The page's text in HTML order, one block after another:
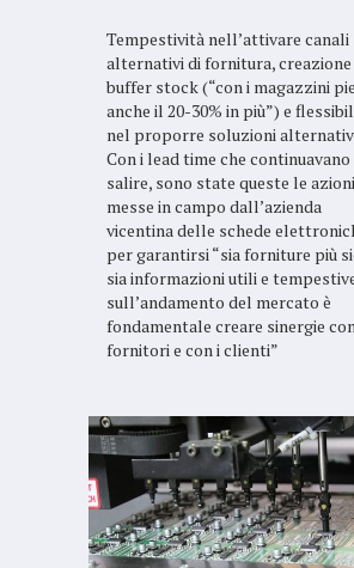
Tempestività nell’attivare canali
alternativi di fornitura, creazione
buffer stock (“con i magazzini
anche il 20-30% in più”) e
nel proporre soluzioni
Con i lead time che continuavano
salire, sono state queste le azioni
messe in campo dall’azienda
vicentina delle schede
per garantirsi “sia forniture più
sia informazioni utili e
sull’andamento del mercato è
fondamentale creare sinergie
fornitori e con i clienti”